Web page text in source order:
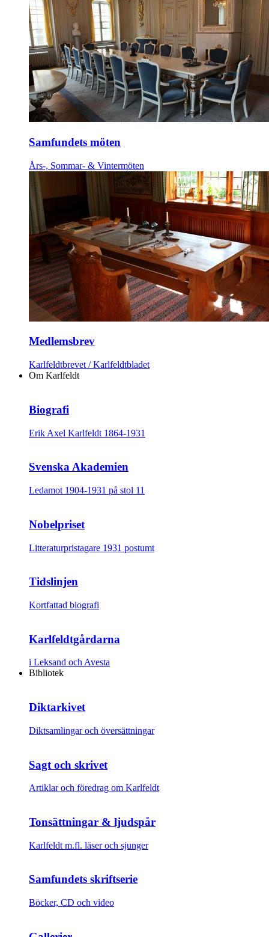
Samfundets möten
Års-, Sommar- & Vintermöten
Medlemsbrev
Karlfeldtbrevet / Karlfeldtbladet
Om Karlfeldt
Biografi
Erik Axel Karlfeldt 1864-1931
Svenska Akademien
Ledamot 1904-1931 på stol 11
Nobelpriset
Litteraturpristagare 1931 postumt
Tidslinjen
Kortfattad biografi
Karlfeldtgårdarna
i Leksand och Avesta
Bibliotek
Diktarkivet
Diktsamlingar och översättningar
Sagt och skrivet
Artiklar och föredrag om Karlfeldt
Tonsättningar & ljudspår
Karlfeldt m.fl. läser och sjunger
Samfundets skriftserie
Böcker, CD och video